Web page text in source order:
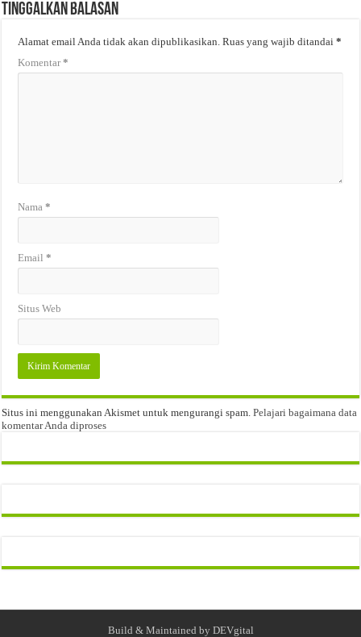
Tinggalkan Balasan
Alamat email Anda tidak akan dipublikasikan. Ruas yang wajib ditandai*
Komentar*
Nama*
Email*
Situs Web
Situs ini menggunakan Akismet untuk mengurangi spam.Pelajari bagaimana data
komentar Anda diproses
Build & Maintained by DEVgital